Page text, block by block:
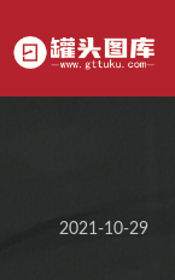
2021-10-29